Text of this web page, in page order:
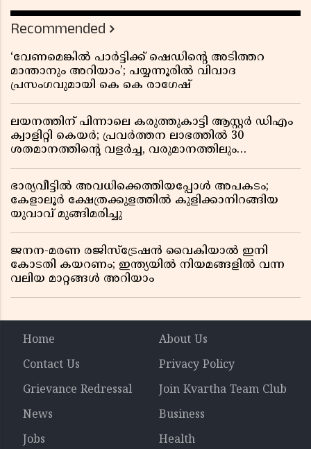
Recommended
‘വേണമെങ്കിൽ പാർട്ടിക്ക് ഷെഡിൻ്റെ അടിത്തറ
മാന്താനും അറിയാം’; പയ്യന്നൂരിൽ വിവാദ
പ്രസംഗവുമായി കെ കെ രാഗേഷ്
ലയനത്തിന് പിന്നാലെ കരുത്തുകാട്ടി ആസ്റ്റർ ഡിഎം
ക്വാളിറ്റി കെയർ; പ്രവർത്തന ലാഭത്തിൽ 30
ശതമാനത്തിൻ്റെ വളർച്ച, വരുമാനത്തിലും
റിപ്പോർട്ട് പുറത്ത്
ഭാര്യവീട്ടിൽ അവധിക്കെത്തിയപ്പോൾ അപകടം;
കേളാലൂർ ക്ഷേത്രക്കുളത്തിൽ കുളിക്കാനിറങ്ങിയ
യുവാവ് മുങ്ങിമരിച്ചു
ജനന-മരണ രജിസ്ട്രേഷൻ വൈകിയാൽ ഇനി
കോടതി കയറണം; ഇന്ത്യയിൽ നിയമങ്ങളിൽ വന്ന
വലിയ മാറ്റങ്ങൾ അറിയാം
Home
About Us
Contact Us
Privacy Policy
Grievance Redressal
Join Kvartha Team Club
News
Business
Jobs
Health